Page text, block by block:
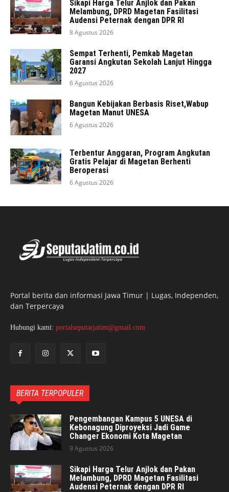
Sikapi Harga Telur Anjlok dan Pakan
Melambung, DPRD Magetan Fasilitasi
Audensi Peternak dengan DPR RI
8 Agustus 2026
Sempat Terhenti, Pemkab Magetan
Garansi Angkutan Sekolah Lanjut Hingga
2027
6 Agustus 2026
Bangun Kebijakan Berbasis Riset,Wabup
Magetan Manut UNESA
6 Agustus 2026
Terbentur Anggaran, Program Angkutan
Gratis Pelajar di Magetan Berhenti
Beroperasi
6 Agustus 2026
Portal berita dan informasi Jawa Timur | Lugas, Independen,
dan Terpercaya
Hubungi kami: portalseputarjatim@gmail.com
BERITA TERPOPULER
Pengembangan Kampus 5 UNESA di
Kebonagung Diproyeksi Jadi Game
Changer Ekonomi Kota Magetan
9 Agustus 2026
Sikapi Harga Telur Anjlok dan Pakan
Melambung, DPRD Magetan Fasilitasi
Audensi Peternak dengan DPR RI